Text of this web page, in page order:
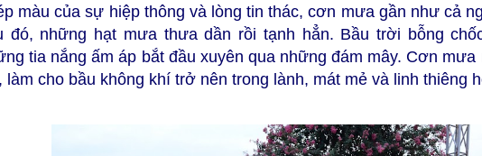
màu của sự hiệp thông và lòng tin thác, cơn mưa gần như cả
đó, những hạt mưa thưa dần rồi tạnh hẳn. Bầu trời bỗng
tia nắng ấm áp bắt đầu xuyên qua những đám mây. Cơn
làm cho bầu không khí trở nên trong lành, mát mẻ và linh thiêng